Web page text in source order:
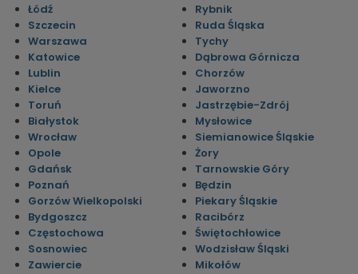
Łódź
Szczecin
Warszawa
Katowice
Lublin
Kielce
Toruń
Białystok
Wrocław
Opole
Gdańsk
Poznań
Gorzów Wielkopolski
Bydgoszcz
Częstochowa
Sosnowiec
Zawiercie
Rybnik
Ruda Śląska
Tychy
Dąbrowa Górnicza
Chorzów
Jaworzno
Jastrzębie-Zdrój
Mysłowice
Siemianowice Śląskie
Żory
Tarnowskie Góry
Będzin
Piekary Śląskie
Racibórz
Świętochłowice
Wodzisław Śląski
Mikołów